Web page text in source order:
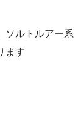
ソルトルアー系
ます